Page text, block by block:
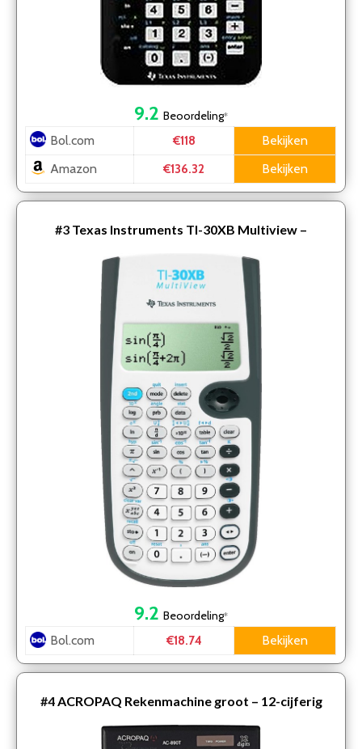
9.2 Beoordeling*
Bol.com €118
Bekijken
Amazon
€136.32 Bekijken
#3 Texas Instruments TI-30XB Multiview –
Wetenschappelijke rekenmachine
9.2 Beoordeling*
Bol.com €18.74 Bekijken
#4ACROPAQ Rekenmachine groot – 12-cijferig
scherm – Bureaurekenmachine, Calculator met